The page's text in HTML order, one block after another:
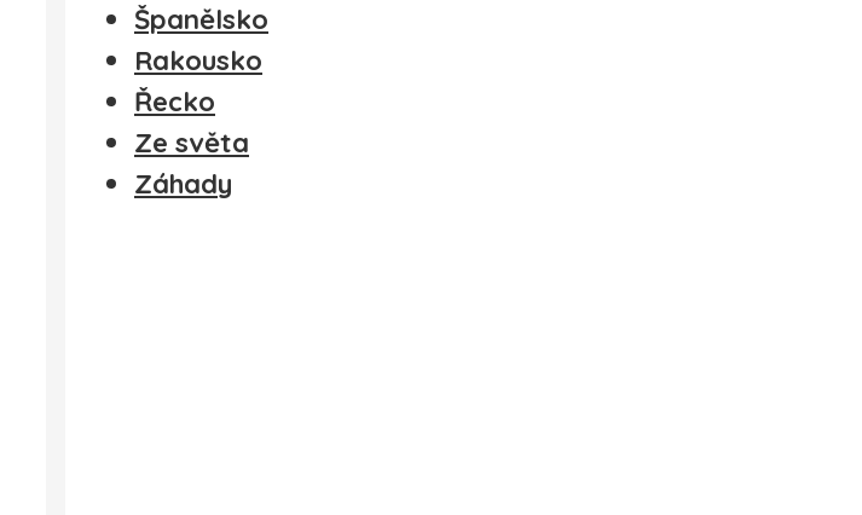
Španělsko
Rakousko
Řecko
Ze světa
Záhady